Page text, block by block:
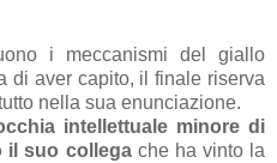
i meccanismi del giallo
di aver capito, il finale riserva
nella sua enunciazione.
intellettuale minore di
il suo collegache ha vinto la